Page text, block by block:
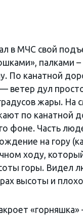
в МЧС свой
палками
По канатной
ветер дул
жары.
по канатной
фоне. Часть
на гору
ходу,
горы. Видел
высоты и